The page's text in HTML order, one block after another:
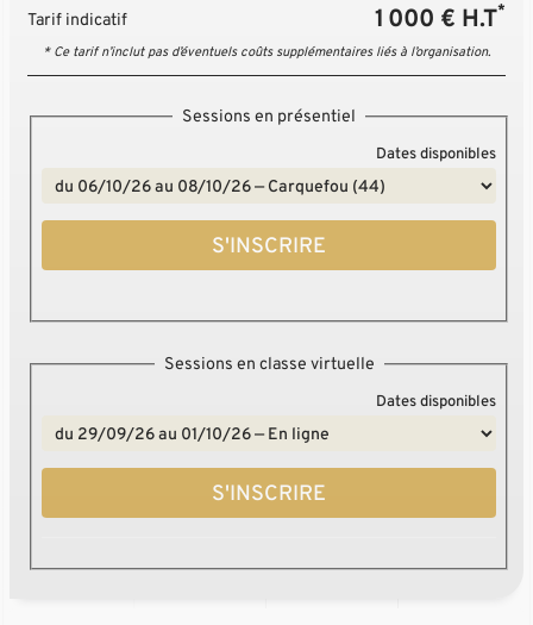
Tarif indicatif 1 000 € H.T*
* Ce tarif n’inclut pas d’éventuels coûts supplémentaires liés à l’organisation.
Sessions en présentiel
Dates disponibles
S'INSCRIRE
Sessions en classe virtuelle
Dates disponibles
S'INSCRIRE